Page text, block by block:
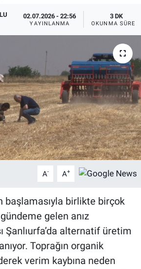
02.07.2026 - 22:56
YAYINLANMA
3 DK
OKUNMA SÜRESI
A- A+
başlamasıyla birlikte birçok
gelen anız
Şanlıurfa’da alternatif üretim
Toprağın organik
verim kaybına neden